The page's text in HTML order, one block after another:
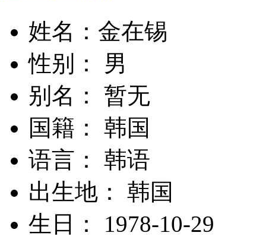
姓名：金在锡
性别： 男
别名： 暂无
国籍： 韩国
语言： 韩语
出生地： 韩国
生日： 1978-10-29